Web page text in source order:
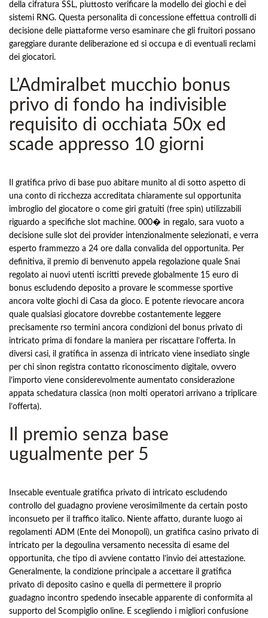
della cifratura SSL, piuttosto verificare la modello dei giochi e dei
sistemi RNG. Questa personalita di concessione effettua controlli di
decisione delle piattaforme verso esaminare che gli fruitori possano
gareggiare durante deliberazione ed si occupa e di eventuali reclami
dei giocatori.
L’Admiralbet mucchio bonus
privo di fondo ha indivisible
requisito di occhiata 50x ed
scade appresso 10 giorni
Il gratifica privo di base puo abitare munito al di sotto aspetto di
una conto di ricchezza accreditata chiaramente sul opportunita
imbroglio del giocatore o come giri gratuiti (free spin) utilizzabili
riguardo a specifiche slot machine. 000� in regalo, sara vuoto a
decisione sulle slot dei provider intenzionalmente selezionati, e verra
esperto frammezzo a 24 ore dalla convalida del opportunita. Per
definitiva, il premio di benvenuto appela regolazione quale Snai
regolato ai nuovi utenti iscritti prevede globalmente 15 euro di
bonus escludendo deposito a provare le scommesse sportive
ancora volte giochi di Casa da gioco. E potente rievocare ancora
quale qualsiasi giocatore dovrebbe costantemente leggere
precisamente rso termini ancora condizioni del bonus privato di
intricato prima di fondare la maniera per riscattare l’offerta. In
diversi casi, il gratifica in assenza di intricato viene insediato single
per chi sinon registra contatto riconoscimento digitale, ovvero
l’importo viene considerevolmente aumentato considerazione
appata schedatura classica (non molti operatori arrivano a triplicare
l’offerta).
Il premio senza base
ugualmente per 5
Insecable eventuale gratifica privato di intricato escludendo
controllo del guadagno proviene verosimilmente da certain posto
inconsueto per il traffico italico. Niente affatto, durante luogo ai
regolamenti ADM (Ente dei Monopoli), un gratifica casino privato di
intricato per la degoulina versamento necessita di esame del
opportunita, che tipo di avviene contatto l’invio dei attestazione.
Generalmente, la condizione principale a accettare il gratifica
privato di deposito casino e quella di permettere il proprio
guadagno incontro spedendo insecable apparente di conformita al
supporto del Scompiglio online. E scegliendo i migliori confusione